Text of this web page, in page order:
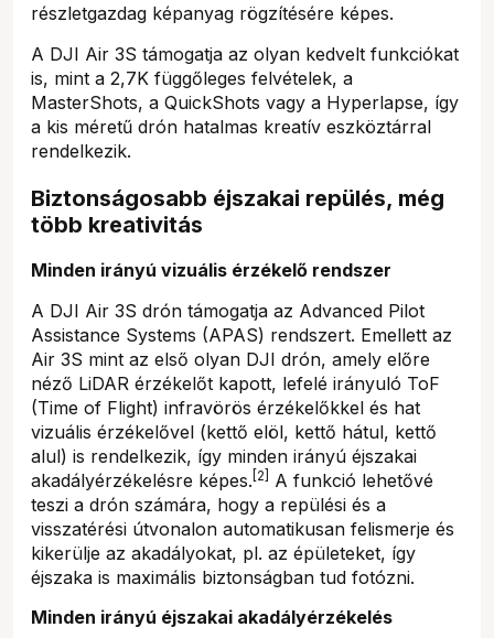
részletgazdag képanyag rögzítésére képes.
A DJI Air 3S támogatja az olyan kedvelt funkciókat
is, mint a 2,7K függőleges felvételek, a
MasterShots, a QuickShots vagy a Hyperlapse, így
a kis méretű drón hatalmas kreatív eszköztárral
rendelkezik.
Biztonságosabb éjszakai repülés, még
több kreativitás
Minden irányú vizuális érzékelő rendszer
A DJI Air 3S drón támogatja az Advanced Pilot
Assistance Systems (APAS) rendszert. Emellett az
Air 3S mint az első olyan DJI drón, amely előre
néző LiDAR érzékelőt kapott, lefelé irányuló ToF
(Time of Flight) infravörös érzékelőkkel és hat
vizuális érzékelővel (kettő elöl, kettő hátul, kettő
alul) is rendelkezik, így minden irányú éjszakai
akadályérzékelésre képes. [2]
A funkció lehetővé
teszi a drón számára, hogy a repülési és a
visszatérési útvonalon automatikusan felismerje és
kikerülje az akadályokat, pl. az épületeket, így
éjszaka is maximális biztonságban tud fotózni.
Minden irányú éjszakai akadályérzékelés